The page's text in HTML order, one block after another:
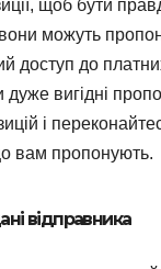
щоб бути
можуть
доступ до
вигідні
і
вам пропонують.
відправника